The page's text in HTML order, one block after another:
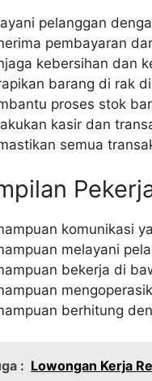
pelanggan
pembayaran
kebersihan dan
barang di rak
proses stok
kasir dan
semua
komunikasi
melayani
bekerja di
berhitung
: Lowongan Kerja